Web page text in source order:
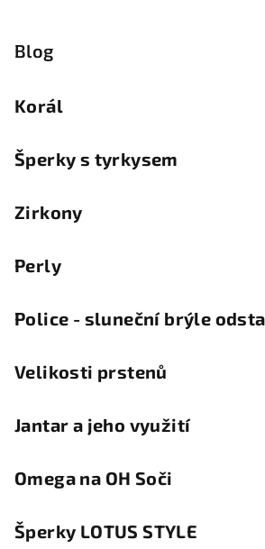
Blog
Korál
Šperky s tyrkysem
Zirkony
Perly
Police - sluneční brýle
Velikosti prstenů
Jantar a jeho využití
Omega na OH Soči
Šperky LOTUS STYLE